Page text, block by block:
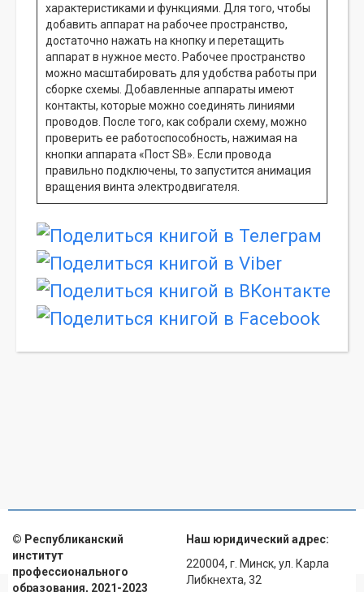
характеристиками и функциями. Для того, чтобы
добавить аппарат на рабочее пространство,
достаточно нажать на кнопку и перетащить
аппарат в нужное место. Рабочее пространство
можно масштабировать для удобства работы при
сборке схемы. Добавленные аппараты имеют
контакты, которые можно соединять линиями
проводов. После того, как собрали схему, можно
проверить ее работоспособность, нажимая на
кнопки аппарата «Пост SB». Если провода
правильно подключены, то запустится анимация
вращения винта электродвигателя.
© Республиканский
институт
профессионального
образования, 2021-2023
Наш юридический адрес:
220004, г. Минск, ул. Карла
Либкнехта, 32